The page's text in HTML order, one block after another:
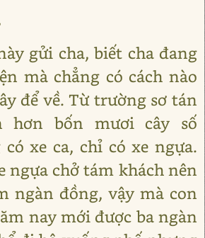
gửi cha, biết cha đang
mà chẳng có cách nào
để về. Từ trường sơ tán
hơn bốn mươi cây số
xe ca, chỉ có xe ngựa.
ngựa chở tám khách nên
ngàn đồng, vậy mà con
nay mới được ba ngàn